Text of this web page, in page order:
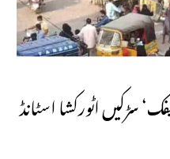
سڑکیں اٹورکشا اسٹانڈ